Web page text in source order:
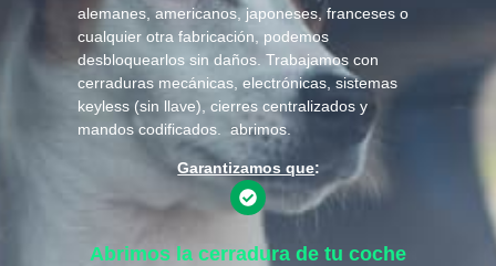
alemanes, americanos, japoneses, franceses o
cualquier otra fabricación, podemos
desbloquearlos sin daños. Trabajamos con
cerraduras mecánicas, electrónicas, sistemas
keyless (sin llave), cierres centralizados y
mandos codificados. abrimos.
Garantizamos que:
Abrimos la cerradura de tu coche